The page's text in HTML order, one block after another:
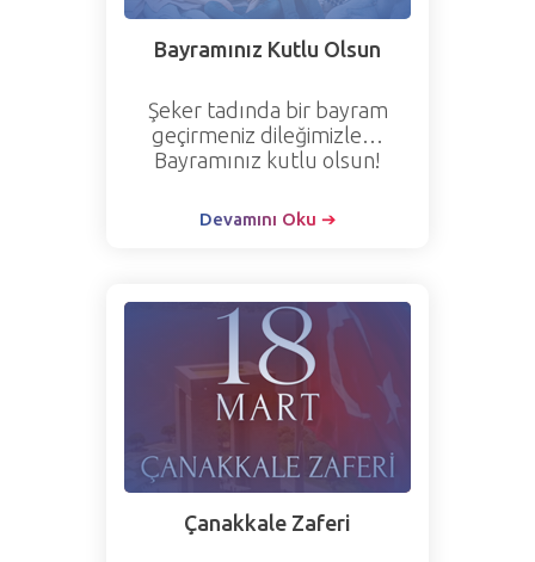
Bayramınız Kutlu Olsun
Şeker tadında bir bayram
geçirmeniz dileğimizle…
Bayramınız kutlu olsun!
Devamını Oku ➔
Çanakkale Zaferi